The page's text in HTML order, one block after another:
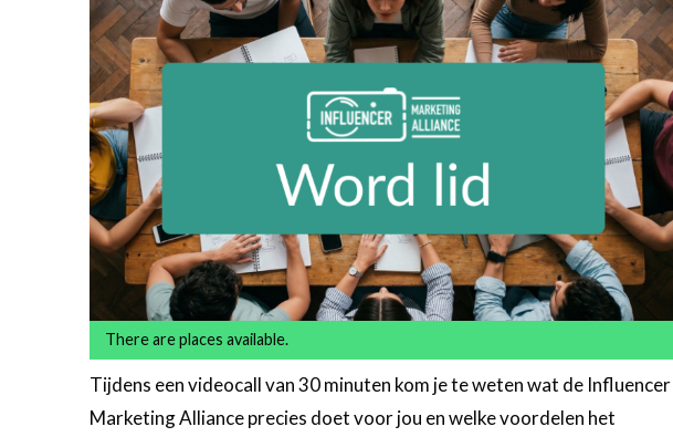
There are places available.
Tijdens een videocall van 30 minuten kom je te weten wat de Influencer
Marketing Alliance precies doet voor jou en welke voordelen het